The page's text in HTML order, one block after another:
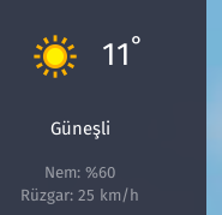
11°
Güneşli
Nem: %60
Rüzgar: 25 km/h